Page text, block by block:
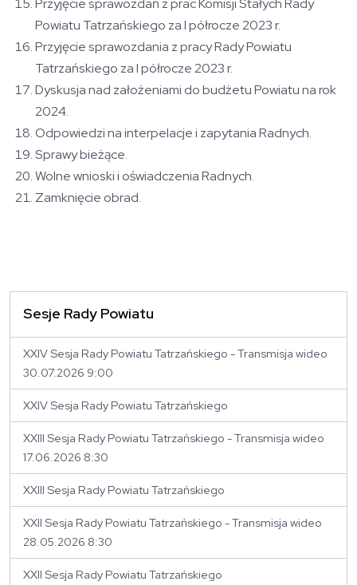
Przyjęcie sprawozdań z prac Komisji Stałych Rady
Powiatu Tatrzańskiego za I półrocze 2023 r.
Przyjęcie sprawozdania z pracy Rady Powiatu
Tatrzańskiego za I półrocze 2023 r.
Dyskusja nad założeniami do budżetu Powiatu na rok
2024.
Odpowiedzi na interpelacje i zapytania Radnych.
Sprawy bieżące.
Wolne wnioski i oświadczenia Radnych.
Zamknięcie obrad.
Sesje Rady Powiatu
XXIV Sesja Rady Powiatu Tatrzańskiego - Transmisja wideo
30.07.2026 9:00
XXIV Sesja Rady Powiatu Tatrzańskiego
XXIII Sesja Rady Powiatu Tatrzańskiego - Transmisja wideo
17.06.2026 8:30
XXIII Sesja Rady Powiatu Tatrzańskiego
XXII Sesja Rady Powiatu Tatrzańskiego - Transmisja wideo
28.05.2026 8:30
XXII Sesja Rady Powiatu Tatrzańskiego